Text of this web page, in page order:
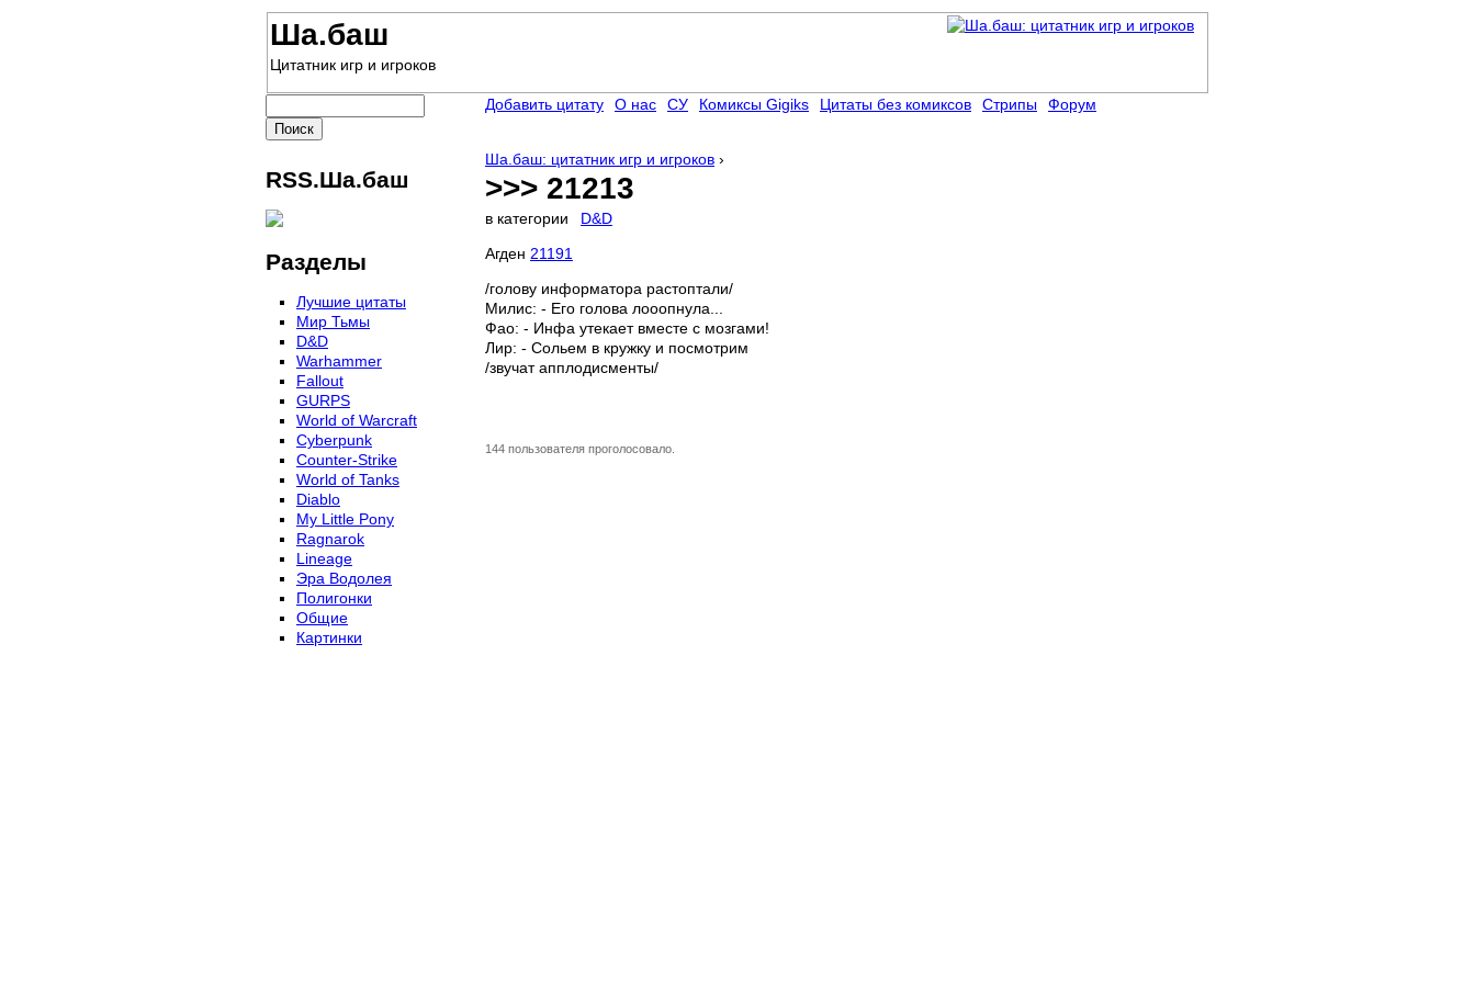
Ша.баш
Цитатник игр и игроков
Ша.баш: цитатник игр и игроков ›
>>> 21213
в категории
D&D
Агден 21191
/голову информатора растоптали/
Милис: - Его голова лооопнула...
Фао: - Инфа утекает вместе с мозгами!
Лир: - Сольем в кружку и посмотрим
/звучат апплодисменты/
144 пользователя проголосовало.
Добавить цитату О нас СУ Комиксы Gigiks Цитаты без комиксов Стрипы Форум
RSS.Ша.баш
Разделы
Лучшие цитаты
Мир Тьмы
D&D
Warhammer
Fallout
GURPS
World of Warcraft
Сyberpunk
Counter-Strike
World of Tanks
Diablo
My Little Pony
Ragnarok
Lineage
Эра Водолея
Полигонки
Общие
Картинки